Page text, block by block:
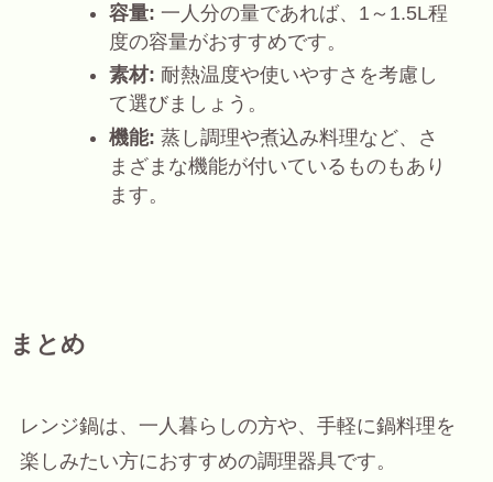
容量: 一人分の量であれば、1～1.5L程
度の容量がおすすめです。
素材: 耐熱温度や使いやすさを考慮し
て選びましょう。
機能: 蒸し調理や煮込み料理など、さ
まざまな機能が付いているものもあり
ます。
まとめ
レンジ鍋は、一人暮らしの方や、手軽に鍋料理を
楽しみたい方におすすめの調理器具です。